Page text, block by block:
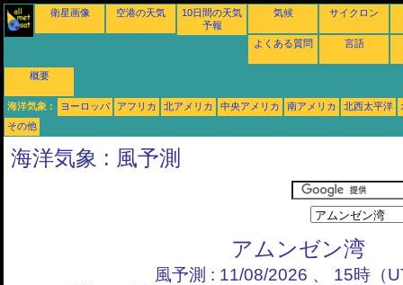
衛星画像 空港の天気
10日間の天気
予報
気候 サイクロン
よくある質問 言語
概要
海洋気象 : ヨーロッパ アフリカ 北アメリカ 中央アメリカ 南アメリカ 北西太平洋
その他
海洋気象 : 風予測
アムンゼン湾
風予測 : 11/08/2026 、 15時（